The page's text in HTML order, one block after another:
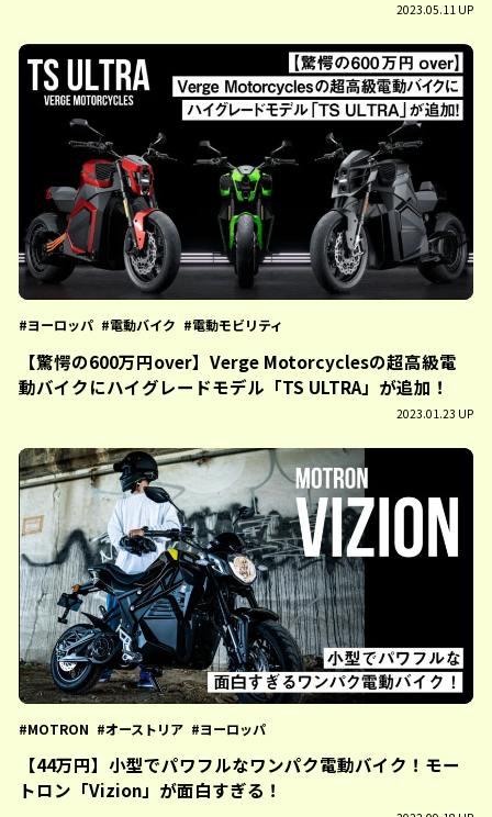
2023.05.11 UP
ヨーロッパ 電動バイク 電動モビリティ
【驚愕の600万円over】Verge Motorcyclesの超高級電
動バイクにハイグレードモデル「TS ULTRA」が追加！
2023.01.23 UP
MOTRON オーストリア ヨーロッパ
【44万円】小型でパワフルなワンパク電動バイク！モー
トロン「Vizion」が面白すぎる！